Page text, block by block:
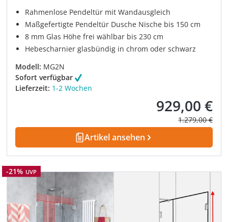
Rahmenlose Pendeltür mit Wandausgleich
Maßgefertigte Pendeltür Dusche Nische bis 150 cm
8 mm Glas Höhe frei wählbar bis 230 cm
Hebescharnier glasbündig in chrom oder schwarz
Modell: MG2N
Sofort verfügbar
Lieferzeit: 1-2 Wochen
Verkaufspreis:
929,00 €
Regulärer
1.279,00 €
Artikel ansehen
Rabatt
-21% UVP